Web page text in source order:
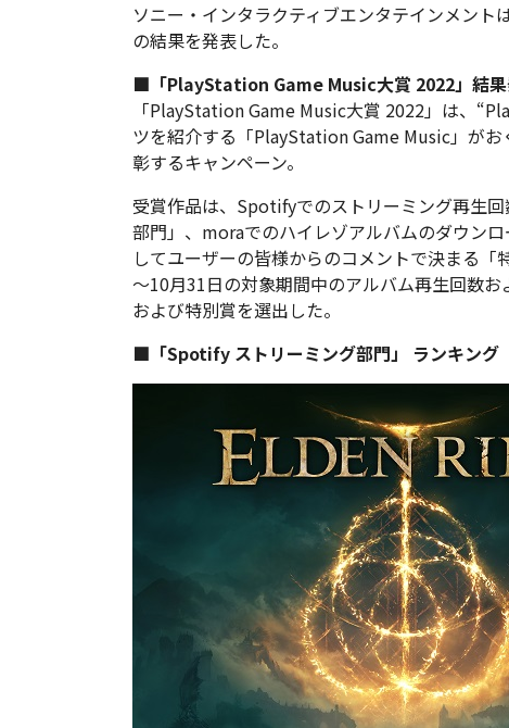
ソニー・インタラクティブエンタテインメント
の結果を発表した。
■「PlayStation Game Music大賞 2022」結果
「PlayStation Game Music大賞 2022」は、
ツを紹介する「PlayStation Game Music」が
彰するキャンペーン。
受賞作品は、Spotifyでのストリーミング再生
部門」、moraでのハイレゾアルバムのダウン
してユーザーの皆様からのコメントで決まる
～10月31日の対象期間中のアルバム再生回数
および特別賞を選出した。
■「Spotify ストリーミング部門」 ランキング